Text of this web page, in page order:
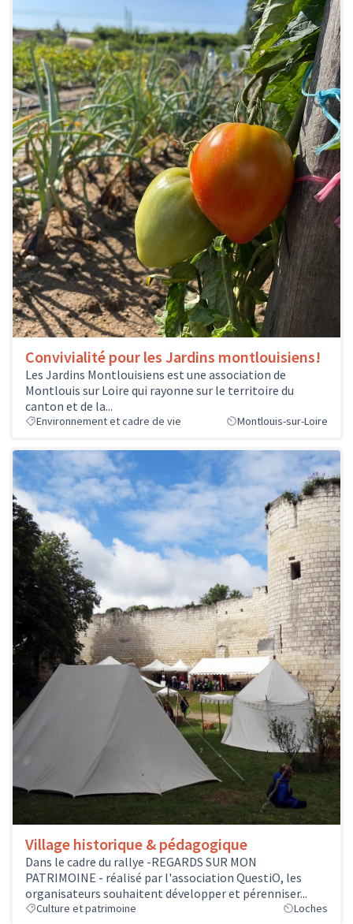
Convivialité pour les Jardins montlouisiens!
Les Jardins Montlouisiens est une association de
Montlouis sur Loire qui rayonne sur le territoire du
canton et de la...
Environnement et cadre de vie Montlouis-sur-Loire
Village historique & pédagogique
Dans le cadre du rallye -REGARDS SUR MON
PATRIMOINE - réalisé par l'association QuestiO, les
organisateurs souhaitent développer et pérenniser...
Culture et patrimoine Loches